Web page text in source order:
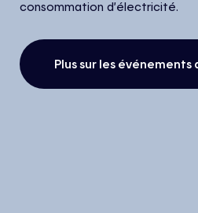
consommation d’électricité.
Plus sur les événements